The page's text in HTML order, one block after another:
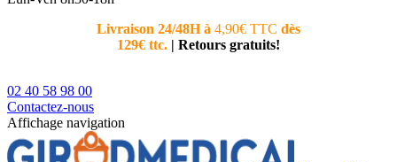
Livraison 24/48H à 4,90€ TTC dès
129€ ttc. | Retours gratuits!
02 40 58 98 00
Contactez-nous
Affichage navigation